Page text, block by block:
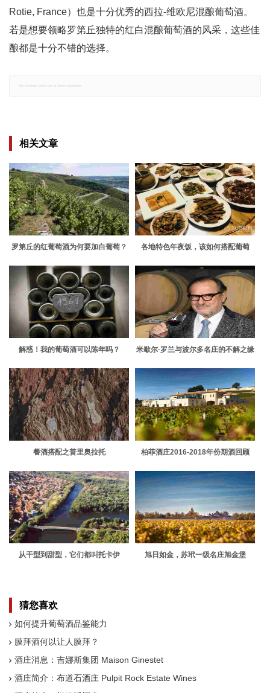
Rotie, France）也是十分优秀的西拉-维欧尼混酿葡萄酒。
若是想要领略罗第丘独特的红白混酿葡萄酒的风采，这些佳
酿都是十分不错的选择。
相关文章
罗第丘的红葡萄酒为何要加白葡萄？
各地特色年夜饭，该如何搭配葡萄
解惑！我的葡萄酒可以陈年吗？ 米歇尔·罗兰与波尔多名庄的不解之缘
餐酒搭配之普里奥拉托 柏菲酒庄2016-2018年份期酒回顾
从干型到甜型，它们都叫托卡伊 旭日如金，苏玳一级名庄旭金堡
猜您喜欢
如何提升葡萄酒品鉴能力
膜拜酒何以让人膜拜？
酒庄消息：吉娜斯集团 Maison Ginestet
酒庄简介：布道石酒庄 Pulpit Rock Estate Wines